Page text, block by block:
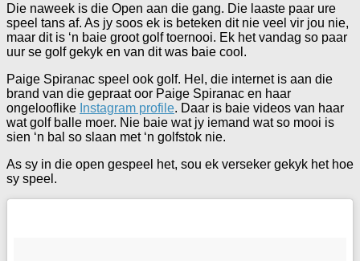
Die naweek is die Open aan die gang. Die laaste paar ure
speel tans af. As jy soos ek is beteken dit nie veel vir jou nie,
maar dit is ‘n baie groot golf toernooi. Ek het vandag so paar
uur se golf gekyk en van dit was baie cool.
Paige Spiranac speel ook golf. Hel, die internet is aan die
brand van die gepraat oor Paige Spiranac en haar
ongelooflike Instagram profile. Daar is baie videos van haar
wat golf balle moer. Nie baie wat jy iemand wat so mooi is
sien ‘n bal so slaan met ‘n golfstok nie.
As sy in die open gespeel het, sou ek verseker gekyk het hoe
sy speel.